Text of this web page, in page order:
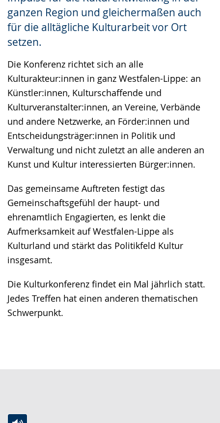
ganzen Region und gleichermaßen auch
für die alltägliche Kulturarbeit vor Ort
setzen.
Die Konferenz richtet sich an alle
Kulturakteur:innen in ganz Westfalen-Lippe: an
Künstler:innen, Kulturschaffende und
Kulturveranstalter:innen, an Vereine, Verbände
und andere Netzwerke, an Förder:innen und
Entscheidungsträger:innen in Politik und
Verwaltung und nicht zuletzt an alle anderen an
Kunst und Kultur interessierten Bürger:innen.
Das gemeinsame Auftreten festigt das
Gemeinschaftsgefühl der haupt- und
ehrenamtlich Engagierten, es lenkt die
Aufmerksamkeit auf Westfalen-Lippe als
Kulturland und stärkt das Politikfeld Kultur
insgesamt.
Die Kulturkonferenz findet ein Mal jährlich statt.
Jedes Treffen hat einen anderen thematischen
Schwerpunkt.